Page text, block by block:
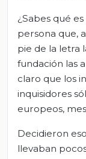
¿Sabes qué
persona que,
pie de la letra
fundación las
claro que los
inquisidores
europeos,
Decidieron
llevaban